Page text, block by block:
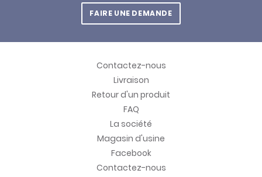
FAIRE UNE DEMANDE
Contactez-nous
Livraison
Retour d'un produit
FAQ
La société
Magasin d'usine
Facebook
Contactez-nous